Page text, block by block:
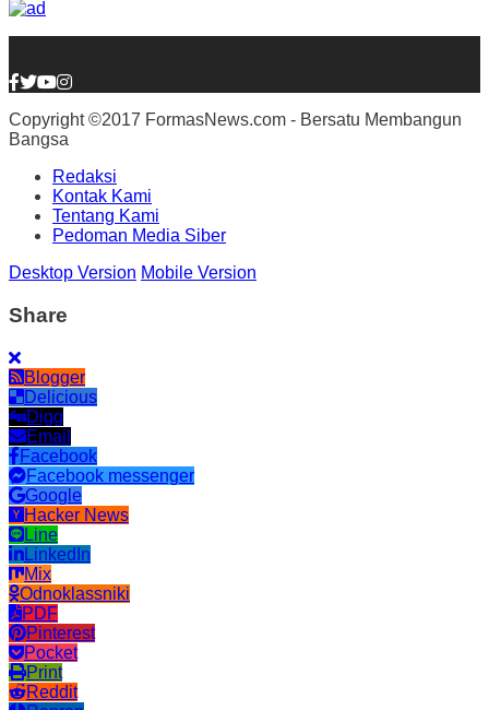
Copyright ©2017 FormasNews.com - Bersatu Membangun
Bangsa
Redaksi
Kontak Kami
Tentang Kami
Pedoman Media Siber
Desktop Version Mobile Version
Share
Blogger
Delicious
Digg
Email
Facebook
Facebook messenger
Google
Hacker News
Line
LinkedIn
Mix
Odnoklassniki
PDF
Pinterest
Pocket
Print
Reddit